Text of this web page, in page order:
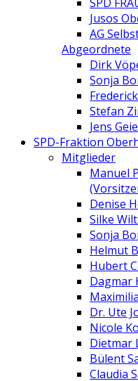
Jusos
AG
Abgeordnete
Dirk
Sonja
Stefan
Jens
SPD-Fraktion
Mitglieder
Manuel
Denise
Silke
Sonja
Helmut
Hubert
Dagmar
Dr. Ute
Nicole
Dietmar
Bülent
Claudia